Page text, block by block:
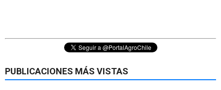
PUBLICACIONES MÁS VISTAS